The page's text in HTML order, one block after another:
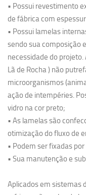
• Possui revestimento
de fábrica com
• Possui lamelas
sendo sua composição
necessidade do
Lã de Rocha ) não
microorganismos
ação de intempéries.
vidro na cor preto;
• As lamelas são
otimização do fluxo de
• Podem ser fixadas
• Sua manutenção e
Aplicados em sistemas